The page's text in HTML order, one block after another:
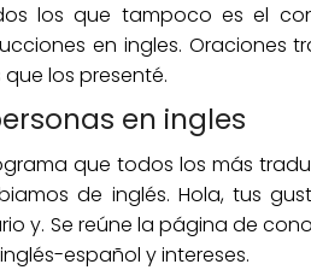
los que tampoco es el
en ingles. Oraciones
los presenté.
en ingles
que todos los más
de inglés. Hola, tus
y. Se reúne la página de
español y intereses.